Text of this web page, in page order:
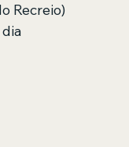
Recreio)